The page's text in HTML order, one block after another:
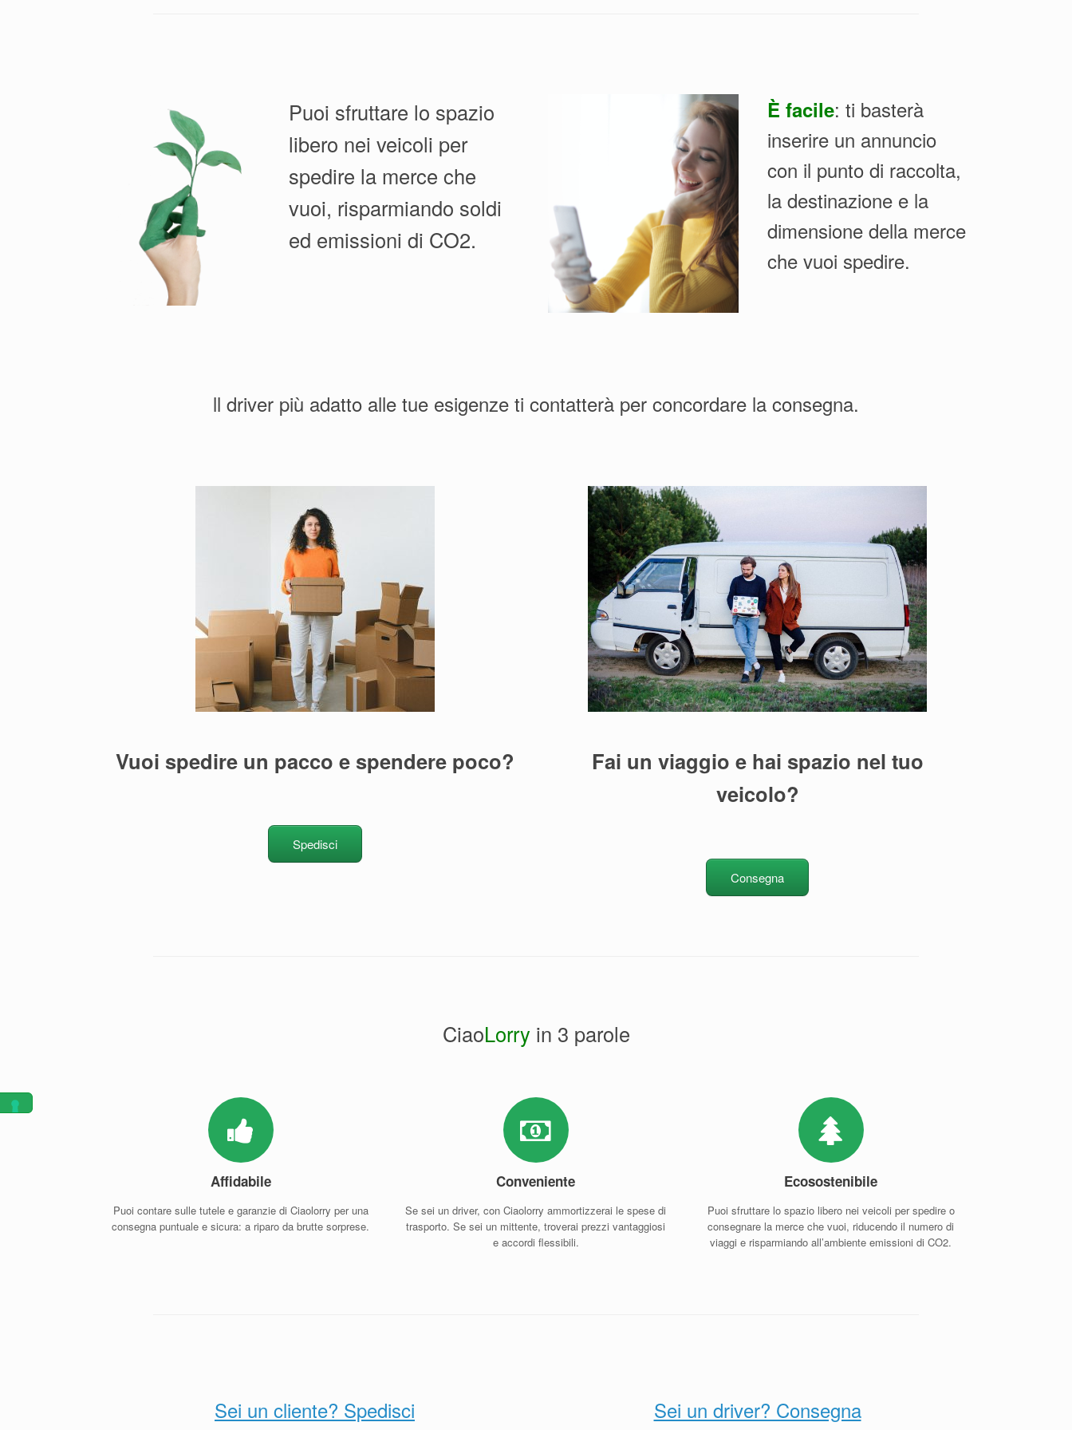
Puoi sfruttare lo spazio
libero nei veicoli per
spedire la merce che
vuoi, risparmiando soldi
ed emissioni di CO2.
È facile: ti basterà
inserire un annuncio
con il punto di raccolta,
la destinazione e la
dimensione della merce
che vuoi spedire.
ll driver più adatto alle tue esigenze ti contatterà per concordare la consegna.
Vuoi spedire un pacco e spendere poco?
Spedisci
Fai un viaggio e hai spazio nel tuo
veicolo?
Consegna
CiaoLorry in 3 parole
Affidabile
Puoi contare sulle tutele e garanzie di Ciaolorry per una
consegna puntuale e sicura: a riparo da brutte sorprese.
Conveniente
Se sei un driver, con Ciaolorry ammortizzerai le spese di
trasporto. Se sei un mittente, troverai prezzi vantaggiosi
e accordi flessibili.
Ecosostenibile
Puoi sfruttare lo spazio libero nei veicoli per spedire o
consegnare la merce che vuoi, riducendo il numero di
viaggi e risparmiando all’ambiente emissioni di CO2.
Sei un cliente? Spedisci Sei un driver? Consegna